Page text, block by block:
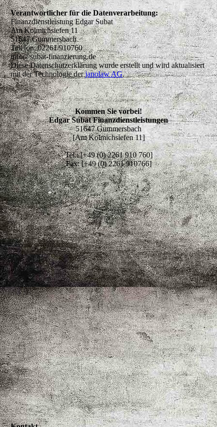
Verantwortlicher für die Datenverarbeitung:
Finanzdienstleistung Edgar Subat
Am Kolmichsiefen 11
51647 Gummersbach
Telefon: 02261/910760
info@subat-finanzierung.de
Diese Datenschutzerklärung wurde erstellt und wird aktualisiert
mit der Technologie derjanolaw AG.
Kommen Sie vorbei!
Edgar Subat Finanzdienstleistungen
51647 Gummersbach
[Am Kolmichsiefen 11]
Tel.: [+49 (0) 2261 910 760]
Fax: [+49 (0) 2261 910766]